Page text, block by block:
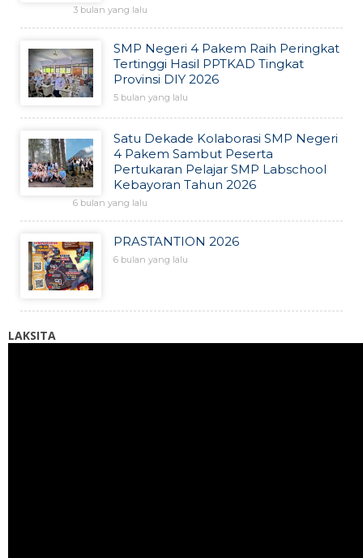
3 bulan yang lalu
SMP Negeri 4 Pakem Raih Peringkat
Tertinggi Hasil PPTKAD Tingkat
Provinsi DIY 2026
5 bulan yang lalu
Satu Dekade Kolaborasi SMP Negeri
4 Pakem Sambut Peserta
Pertukaran Pelajar SMP Labschool
Kebayoran Tahun 2026
6 bulan yang lalu
PRASTANTION 2026
6 bulan yang lalu
LAKSITA